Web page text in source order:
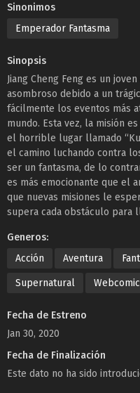
Sinonimos
Emperador Fantasma
Sinopsis
Jiang Cheng Feng es un
asombroso debido a un
fácilmente los eventos más
mundo. Esta vez, la misión
el horrible lugar llamado
el camino luchando contra
ser un fantasma, de lo
es más emocionante que el
que nuevas misiones le
supera cada obstáculo para
Generos:
Acción
Aventura
Supernatural Webcomic
Fecha de Estreno
Jan 30, 2020
Fecha de Finalización
Este dato no ha sido